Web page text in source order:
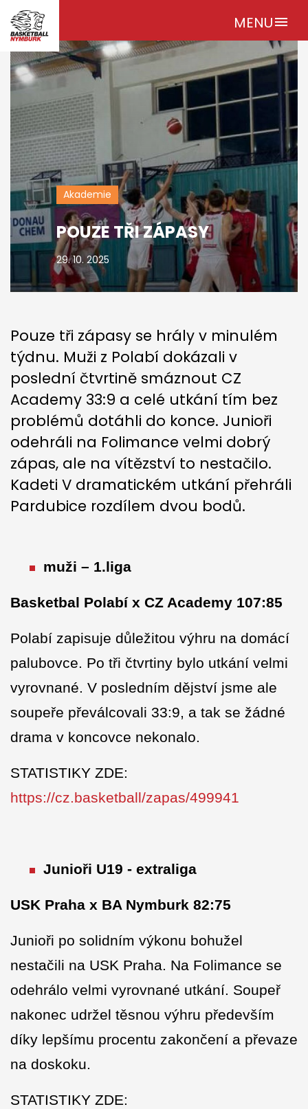
MENUmenu
Akademie
POUZE TŘI ZÁPASY
29. 10. 2025
Pouze tři zápasy se hrály v minulém
týdnu. Muži z Polabí dokázali v
poslední čtvrtině smáznout CZ
Academy 33:9 a celé utkání tím bez
problémů dotáhli do konce. Junioři
odehráli na Folimance velmi dobrý
zápas, ale na vítězství to nestačilo.
Kadeti V dramatickém utkání přehráli
Pardubice rozdílem dvou bodů.
muži – 1.liga
Basketbal Polabí x CZ Academy 107:85
Polabí zapisuje důležitou výhru na domácí
palubovce. Po tři čtvrtiny bylo utkání velmi
vyrovnané. V posledním dějství jsme ale
soupeře převálcovali 33:9, a tak se žádné
drama v koncovce nekonalo.
STATISTIKY ZDE:
https://cz.basketball/zapas/499941
Junioři U19 - extraliga
USK Praha x BA Nymburk 82:75
Junioři po solidním výkonu bohužel
nestačili na USK Praha. Na Folimance se
odehrálo velmi vyrovnané utkání. Soupeř
nakonec udržel těsnou výhru především
díky lepšímu procentu zakončení a převaze
na doskoku.
STATISTIKY ZDE: